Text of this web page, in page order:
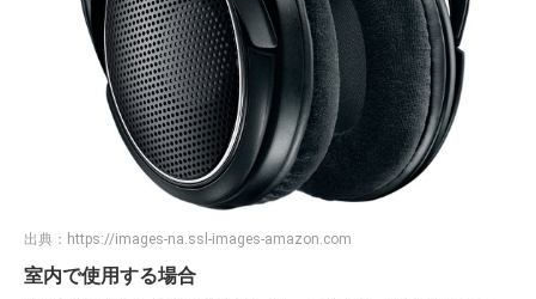
出典： https://images-na.ssl-images-amazon.com
室内で使用する場合